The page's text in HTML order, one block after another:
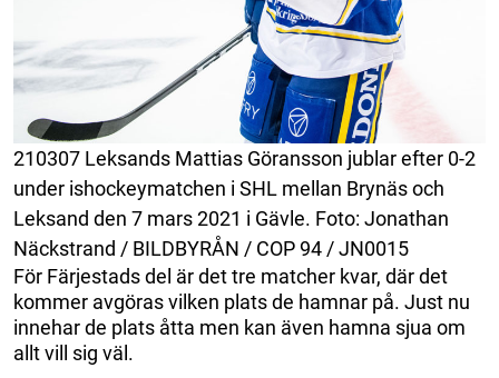
210307 Leksands Mattias Göransson jublar efter 0-2
under ishockeymatchen i SHL mellan Brynäs och
Leksand den 7 mars 2021 i Gävle. Foto: Jonathan
Näckstrand / BILDBYRÅN / COP 94 / JN0015
För Färjestads del är det tre matcher kvar, där det
kommer avgöras vilken plats de hamnar på. Just nu
innehar de plats åtta men kan även hamna sjua om
allt vill sig väl.